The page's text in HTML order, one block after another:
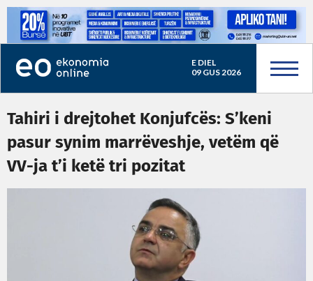
E DIEL
09 GUS 2026
Tahiri i drejtohet Konjufcës: S’keni
pasur synim marrëveshje, vetëm që
VV-ja t’i ketë tri pozitat